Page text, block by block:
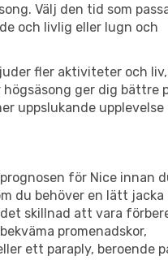
Välj den tid som
och livlig eller lugn och
fler aktiviteter och
ger dig bättre
uppslukande upplevelse
för Nice innan
du behöver en lätt jacka
skillnad att vara
promenadskor,
ett paraply, beroende